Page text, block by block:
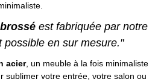
est fabriquée par notre
possible en sur mesure."
acier, un meuble à la fois minimaliste
sublimer votre entrée, votre salon ou